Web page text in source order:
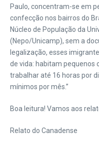
Paulo, concentram-se em
confecção nos bairros do
Núcleo de População da
(Nepo/Unicamp), sem a
legalização, esses
de vida: habitam pequenos
trabalhar até 16 horas por
mínimos por mês.”
Boa leitura! Vamos aos
Relato do Canadense